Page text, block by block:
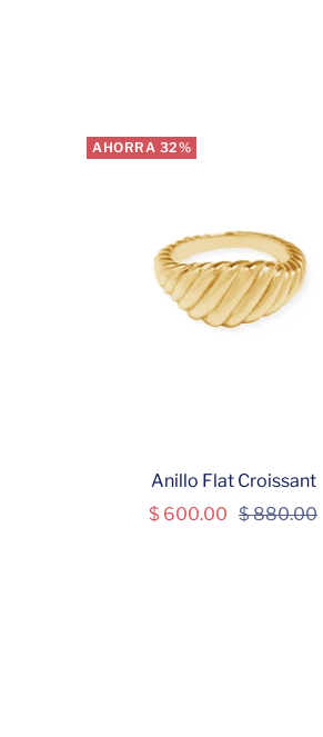
AHORRA 32%
Anillo Flat Croissant
Precio
$ 600.00 Precio
$ 880.00